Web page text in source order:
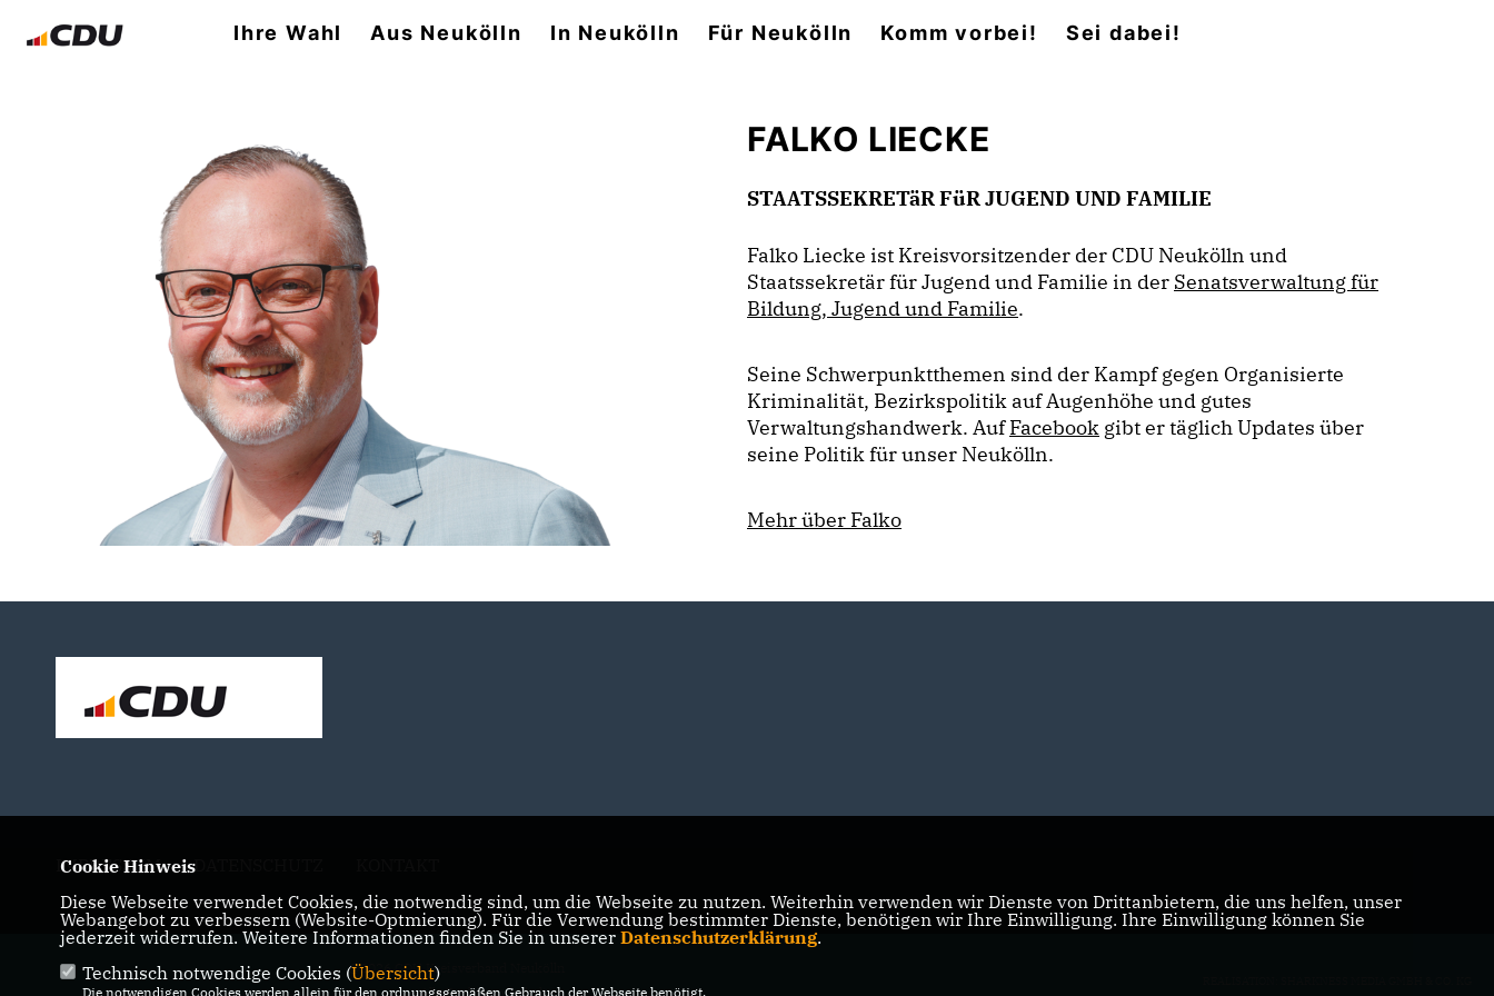
Ihre Wahl Aus Neukölln In Neukölln Für Neukölln Komm vorbei! Sei dabei!
FALKO LIECKE
STAATSSEKRETäR FüR JUGEND UND FAMILIE
Falko Liecke ist Kreisvorsitzender der CDU Neukölln und
Staatssekretär für Jugend und Familie in der Senats­verwaltung für
Bildung, Jugend und Familie.
Seine Schwerpunktthemen sind der Kampf gegen Organisierte
Kriminalität, Bezirkspolitik auf Augenhöhe und gutes
Verwaltungshandwerk. AufFacebook gibt er täglich Updates über
seine Politik für unser Neukölln.
Mehr über Falko
IMPRESSUM DATENSCHUTZ
@2026 CDU Kreisverband Neukölln
Alle Rechte vorbehalten.
Cookie Hinweis
Diese Webseite verwendet Cookies, die notwendig sind, um die Webseite zu nutzen. Weiterhin verwenden wir Dienste von Drittanbietern, die uns helfen, unser
Webangebot zu verbessern (Website-Optmierung). Für die Verwendung bestimmter Dienste, benötigen wir Ihre Einwilligung. Ihre Einwilligung können Sie
jederzeit widerrufen. Weitere Informationen finden Sie in unserer Datenschutzerklärung.
Technisch notwendige Cookies (Übersicht)
Die notwendigen Cookies werden allein für den ordnungsgemäßen Gebrauch der Webseite benötigt.